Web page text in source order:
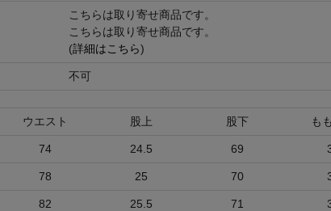
こちらは取り寄せ商品です。
こちらは取り寄せ商品です。
(詳細はこちら)
不可
ウエスト 股上 股下 も
74 24.5 69
78 25 70
82 25.5 71